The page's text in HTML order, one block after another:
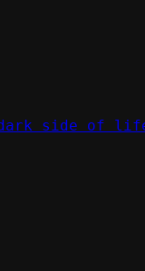
dark side of